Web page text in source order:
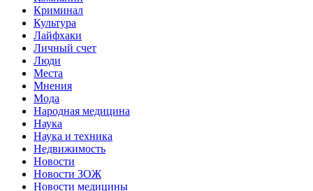
Криминал
Культура
Лайфхаки
Личный счет
Люди
Места
Мнения
Мода
Народная медицина
Наука
Наука и техника
Недвижимость
Новости
Новости ЗОЖ
Новости медицины